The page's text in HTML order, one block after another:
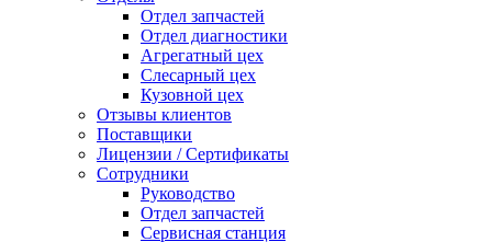
Отдел запчастей
Отдел диагностики
Агрегатный цех
Слесарный цех
Кузовной цех
Отзывы клиентов
Поставщики
Лицензии / Сертификаты
Сотрудники
Руководство
Отдел запчастей
Сервисная станция